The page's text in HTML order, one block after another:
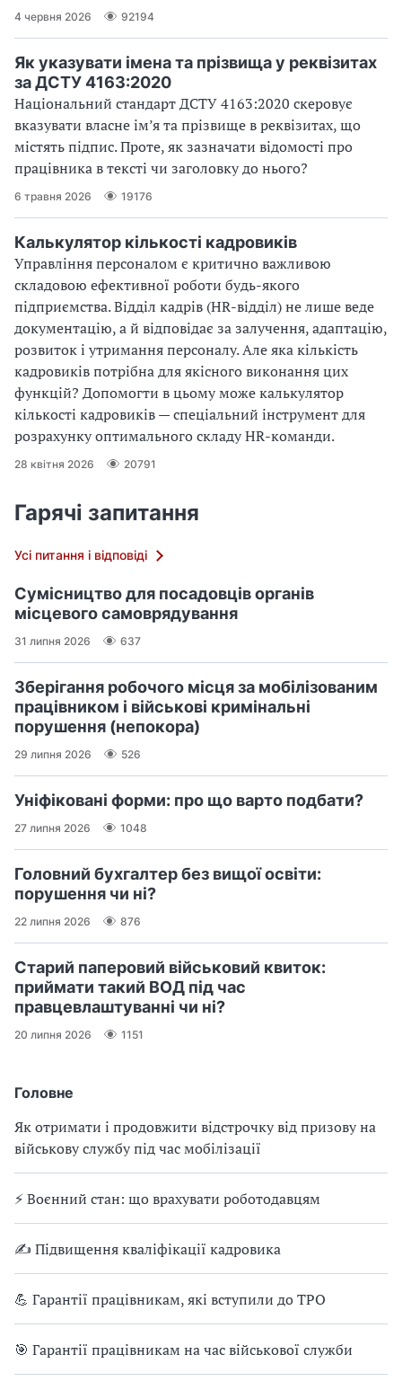
Головне
Як отримати і продовжити відстрочку від призову на
військову службу під час мобілізації
⚡ Воєнний стан: що врахувати роботодавцям
✍ Підвищення кваліфікації кадровика
💪 Гарантії працівникам, які вступили до ТРО
🎯 Гарантії працівникам на час військової служби
4 червня 2026 92194
Як указувати імена та прізвища у реквізитах
за ДСТУ 4163:2020
Національний стандарт ДСТУ 4163:2020 скеровує
вказувати власне ім’я та прізвище в реквізитах, що
містять підпис. Проте, як зазначати відомості про
працівника в тексті чи заголовку до нього?
6 травня 2026 19176
Калькулятор кількості кадровиків
Управління персоналом є критично важливою
складовою ефективної роботи будь-якого
підприємства. Відділ кадрів (HR-відділ) не лише веде
документацію, а й відповідає за залучення, адаптацію,
розвиток і утримання персоналу. Але яка кількість
кадровиків потрібна для якісного виконання цих
функцій? Допомогти в цьому може калькулятор
кількості кадровиків — спеціальний інструмент для
розрахунку оптимального складу HR-команди.
28 квітня 2026 20791
Гарячі запитання
Усі питання і відповіді
Сумісництво для посадовців органів
місцевого самоврядування
31 липня 2026 637
Зберігання робочого місця за мобілізованим
працівником і військові кримінальні
порушення (непокора)
29 липня 2026 526
Уніфіковані форми: про що варто подбати?
27 липня 2026 1048
Головний бухгалтер без вищої освіти:
порушення чи ні?
22 липня 2026 876
Старий паперовий військовий квиток:
приймати такий ВОД під час
правцевлаштуванні чи ні?
20 липня 2026 1151